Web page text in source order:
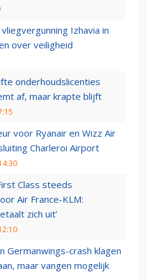
Izhavia in
over veiligheid
onderhoudslicenties
af, maar krapte blijft
voor Ryanair en Wizz Air
Charleroi Airport
Class steeds
Air France-KLM:
zich uit’
Germanwings-crash klagen
maar vangen mogelijk